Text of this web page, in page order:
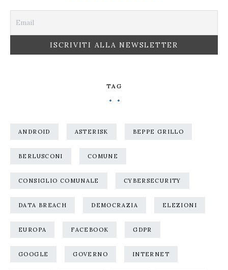
TAG
ANDROID ASTERISK BEPPE GRILLO
BERLUSCONI COMUNE
CONSIGLIO COMUNALE CYBERSECURITY
DATA BREACH DEMOCRAZIA ELEZIONI
EUROPA FACEBOOK GDPR
GOOGLE GOVERNO INTERNET